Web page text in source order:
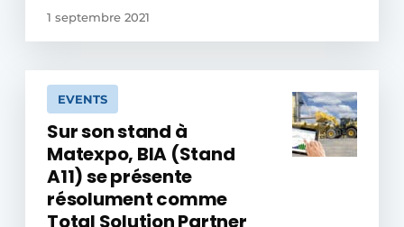
1 septembre 2021
EVENTS
Sur son stand à
Matexpo, BIA (Stand
A11) se présente
résolument comme
Total Solution Partner